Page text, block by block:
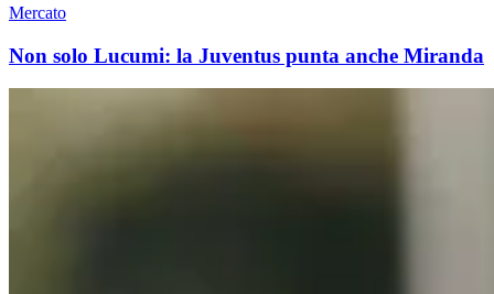
Mercato
Non solo Lucumi: la Juventus punta anche Miranda